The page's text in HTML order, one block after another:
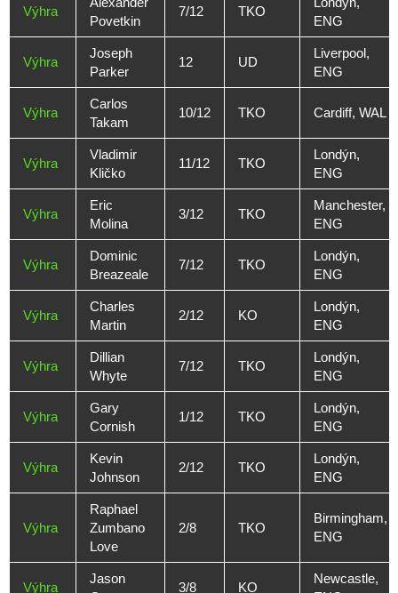
Výhra
Povetkin
7/12 TKO
ENG
Výhra
Joseph
Parker
12 UD
Liverpool,
ENG
Výhra
Carlos
Takam
10/12 TKO Cardiff, WAL
Výhra
Vladimir
Kličko
11/12 TKO
Londýn,
ENG
Výhra
Eric
Molina
3/12 TKO
Manchester,
ENG
Výhra
Dominic
Breazeale
7/12 TKO
Londýn,
ENG
Výhra
Charles
Martin
2/12 KO
Londýn,
ENG
Výhra
Dillian
Whyte
7/12 TKO
Londýn,
ENG
Výhra
Gary
Cornish
1/12 TKO
Londýn,
ENG
Výhra
Kevin
Johnson
2/12 TKO
Londýn,
ENG
Výhra
Raphael
Zumbano
Love
2/8 TKO
Birmingham,
ENG
Výhra
Jason
3/8 KO
Newcastle,